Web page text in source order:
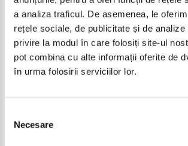
a analiza traficul. De asemenea, le
rețele sociale, de publicitate și de
privire la modul în care folosiți site-ul
pot combina cu alte informații oferite de
în urma folosirii serviciilor lor.
consimțământului
Necesare
-60%